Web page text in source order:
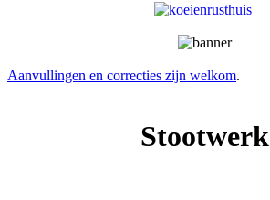
Aanvullingen en correcties zijn welkom.
Stootwerk